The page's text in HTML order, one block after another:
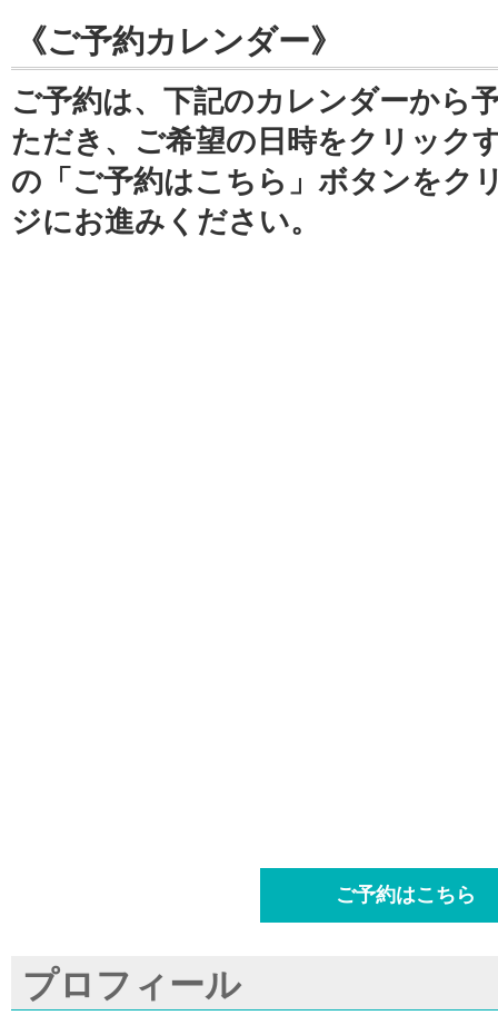
《ご予約カレンダー》
ご予約は、下記のカレンダーから
ただき、ご希望の日時をクリック
の「ご予約はこちら」ボタンをク
ジにお進みください。
ご予約はこちら
プロフィール